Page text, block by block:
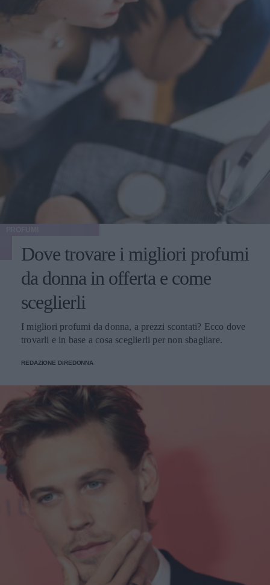
Dove trovare i migliori profumi
da donna in offerta e come
sceglierli
I migliori profumi da donna, a prezzi scontati? Ecco dove
trovarli e in base a cosa sceglierli per non sbagliare.
REDAZIONE DIREDONNA